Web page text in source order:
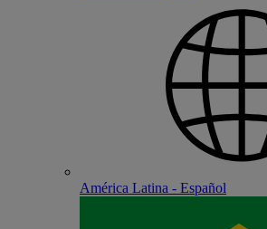
América Latina - Español